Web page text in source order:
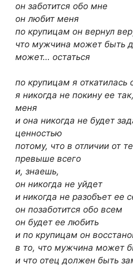
он заботится обо мне
он любит меня
по крупицам он вернул
что мужчина может быть
может… остаться
по крупицам я откатилась
я никогда не покину ее
меня
и она никогда не будет
ценностью
потому, что в отличии от
превыше всего
и, знаешь,
он никогда не уйдет
и никогда не разобъет ее
он позаботится обо всем
он будет ее любить
и по крупицам он
в то, что мужчина может
и что отец должен быть